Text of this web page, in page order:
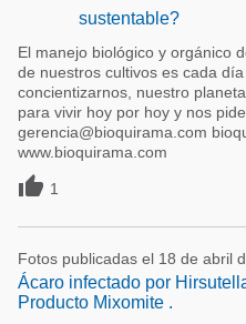
sustentable?
El manejo biológico y orgánico
de nuestros cultivos es cada
concientizarnos, nuestro
para vivir hoy por hoy y nos
gerencia@bioquirama.com
www.bioquirama.com
 1
Fotos publicadas el 18 de abril
Ácaro infectado por
Producto Mixomite .